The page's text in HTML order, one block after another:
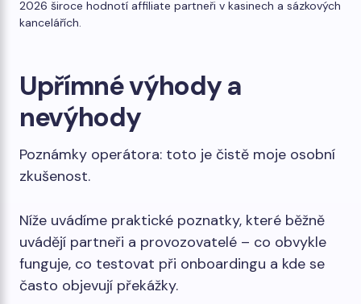
2026 široce hodnotí affiliate partneři v kasinech a sázkových
kancelářích.
Upřímné výhody a
nevýhody
Poznámky operátora: toto je čistě moje osobní
zkušenost.
Níže uvádíme praktické poznatky, které běžně
uvádějí partneři a provozovatelé – co obvykle
funguje, co testovat při onboardingu a kde se
často objevují překážky.